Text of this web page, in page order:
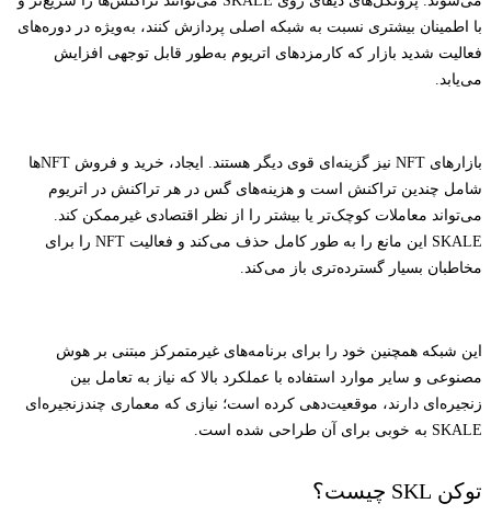
با اطمینان بیشتری نسبت به شبکه اصلی پردازش کنند، به‌ویژه در دوره‌های
فعالیت شدید بازار که کارمزدهای اتریوم به‌طور قابل توجهی افزایش
می‌یابد.
بازارهای NFT نیز گزینه‌ای قوی دیگر هستند. ایجاد، خرید و فروش NFT‌ها
شامل چندین تراکنش است و هزینه‌های گس در هر تراکنش در اتریوم
می‌تواند معاملات کوچک‌تر یا بیشتر را از نظر اقتصادی غیرممکن کند.
SKALE این مانع را به طور کامل حذف می‌کند و فعالیت NFT را برای
مخاطبان بسیار گسترده‌تری باز می‌کند.
این شبکه همچنین خود را برای برنامه‌های غیرمتمرکز مبتنی بر هوش
مصنوعی و سایر موارد استفاده با عملکرد بالا که نیاز به تعامل بین
زنجیره‌ای دارند، موقعیت‌دهی کرده است؛ نیازی که معماری چندزنجیره‌ای
SKALE به خوبی برای آن طراحی شده است.
توکن SKL چیست؟